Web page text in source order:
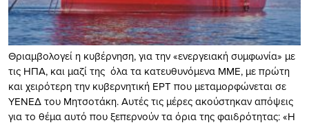
Θριαμβολογεί η κυβέρνηση, για την «ενεργειακή συμφωνία» με
τις ΗΠΑ, και μαζί της όλα τα κατευθυνόμενα ΜΜΕ, με πρώτη
και χειρότερη την κυβερνητική ΕΡΤ που μεταμορφώνεται σε
ΥΕΝΕΔ του Μητσοτάκη. Αυτές τις μέρες ακούστηκαν απόψεις
για το θέμα αυτό που ξεπερνούν τα όρια της φαιδρότητας: «Η